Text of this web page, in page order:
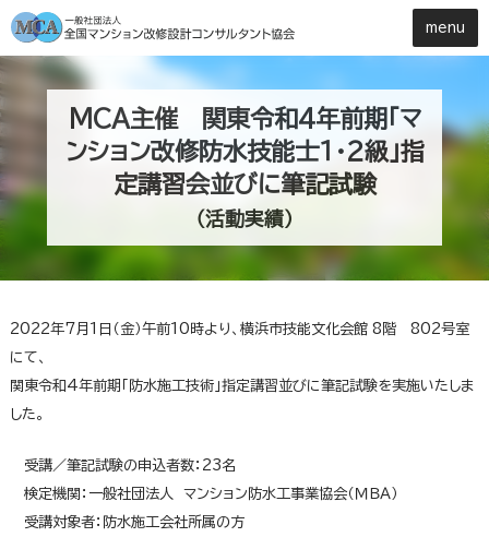
MCA主催 関東令和4年前期「マ
ンション改修防水技能士１・２級」指
定講習会並びに筆記試験
（活動実績）
2022年7月1日（金）午前10時より、横浜市技能文化会館 8階 802号室
にて、
関東令和4年前期「防水施工技術」指定講習並びに筆記試験を実施いたしま
した。
受講／筆記試験の申込者数：23名
検定機関：一般社団法人 マンション防水工事業協会（ＭＢＡ）
受講対象者：防水施工会社所属の方